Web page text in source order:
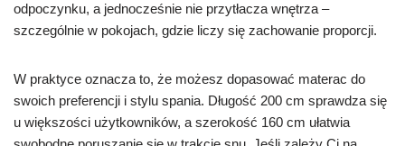
odpoczynku, a jednocześnie nie przytłacza wnętrza –
szczególnie w pokojach, gdzie liczy się zachowanie proporcji.
W praktyce oznacza to, że możesz dopasować materac do
swoich preferencji i stylu spania. Długość 200 cm sprawdza się
u większości użytkowników, a szerokość 160 cm ułatwia